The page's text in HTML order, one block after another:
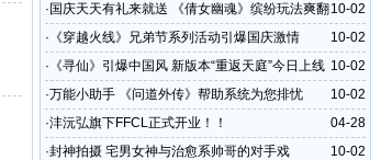
10-02
· 国庆天天有礼来就送 《倩女幽魂》缤纷玩法爽翻
七天
10-02
· 《穿越火线》兄弟节系列活动引爆国庆激情
10-02
· 《寻仙》引爆中国风 新版本“重返天庭”今日上线
10-02
·万能小助手 《问道外传》帮助系统为您排忧
04-28
·沣沅弘旗下FFCL正式开业！！
10-02
·封神拍摄 宅男女神与治愈系帅哥的对手戏